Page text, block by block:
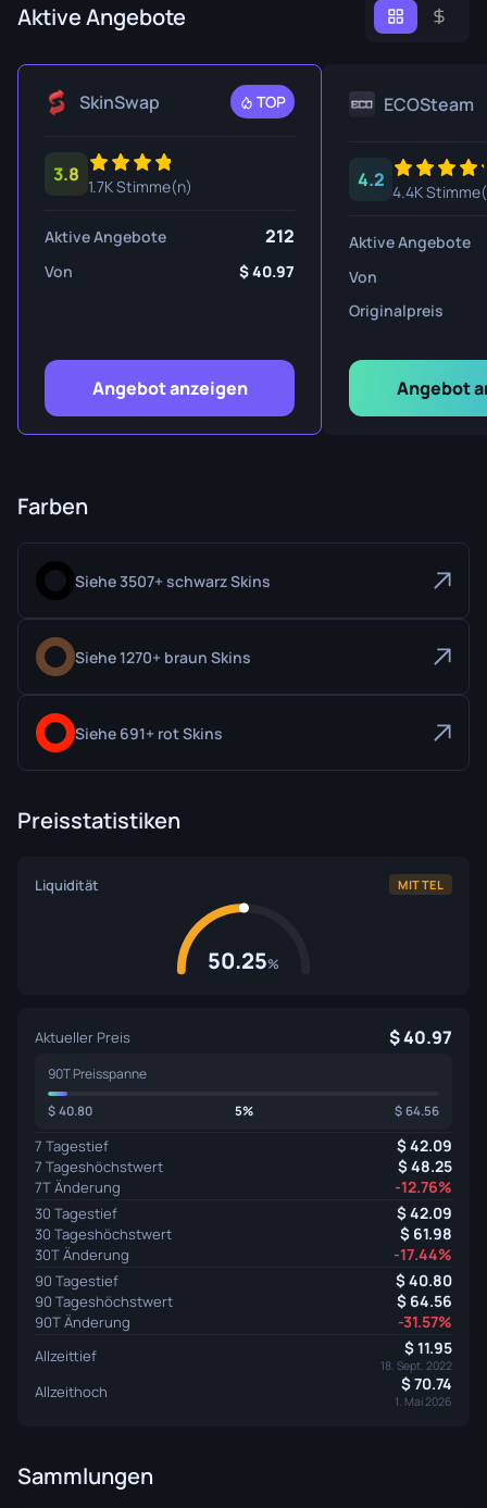
Aktive Angebote
SkinSwap TOP
3.8
1.7K Stimme(n)
Aktive Angebote 212
Von 40.97
Angebot anzeigen
ECOSteam
4.2
4.4K
Aktive Angebote
Von
Originalpreis
Angebot
Farben
Siehe 3507+ schwarz Skins
Siehe 1270+ braun Skins
Siehe 691+ rot Skins
Preisstatistiken
Liquidität MITTEL
50.25%
Aktueller Preis 40.97
90T Preisspanne
40.80 5% 64.56
7 Tagestief 42.09
7 Tageshöchstwert 48.25
7T Änderung -12.76%
30 Tagestief 42.09
30 Tageshöchstwert 61.98
30T Änderung -17.44%
90 Tagestief 40.80
90 Tageshöchstwert 64.56
90T Änderung -31.57%
Allzeittief 11.95
18. Sept. 2022
Allzeithoch 70.74
1. Mai 2026
Sammlungen